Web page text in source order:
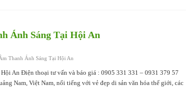
Ánh Sáng Tại Hội An
Thanh Ánh Sáng Tại Hội An
An Điện thoại tư vấn và báo giá : 0905 331 331 – 0931 379 57
Nam, Việt Nam, nổi tiếng với vẻ đẹp di sản văn hóa thế giới, các